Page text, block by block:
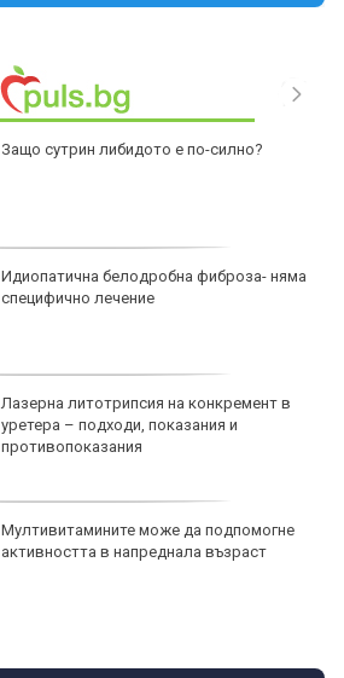
Защо сутрин либидото е по-силно?
Идиопатична белодробна фиброза- няма
специфично лечение
Лазерна литотрипсия на конкремент в
уретера – подходи, показания и
противопоказания
Мултивитамините може да подпомогне
активността в напреднала възраст